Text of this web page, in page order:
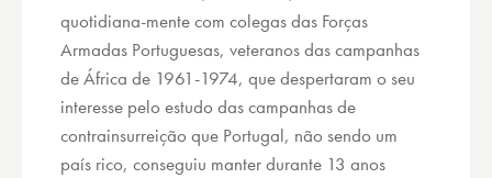
quotidiana-mente com colegas das Forças
Armadas Portuguesas, veteranos das campanhas
de África de 1961-1974, que despertaram o seu
interesse pelo estudo das campanhas de
contrainsurreição que Portugal, não sendo um
país rico, conseguiu manter durante 13 anos